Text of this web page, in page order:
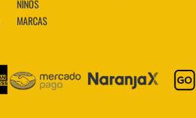
NIÑOS
MARCAS